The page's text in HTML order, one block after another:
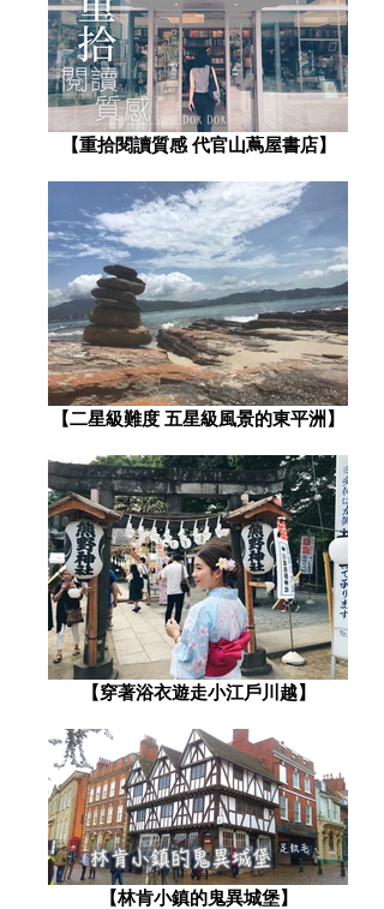
【重拾閱讀質感 代官山蔦屋書店】
【二星級難度 五星級風景的東平洲】
【穿著浴衣遊走小江戶川越】
【林肯小鎮的鬼異城堡】